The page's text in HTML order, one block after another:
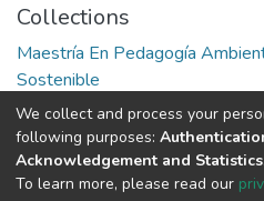
Collections
Maestría En Pedagogía
Sostenible
Full item page
We collect and process your
following purposes:
Acknowledgement and Statistics
To learn more, please read our